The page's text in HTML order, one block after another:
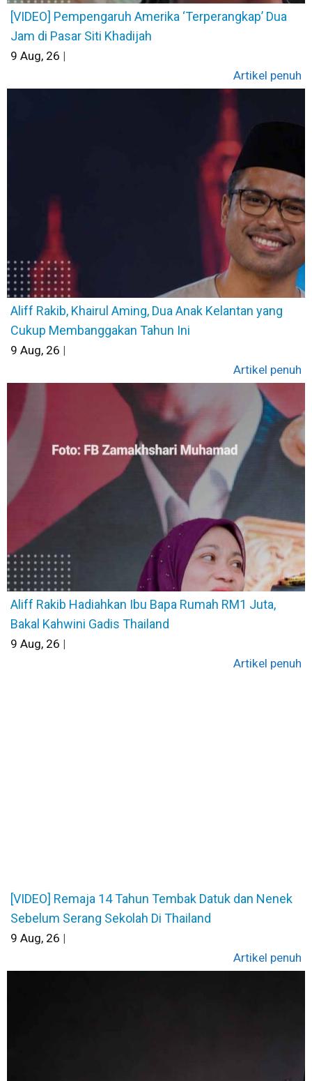
[VIDEO] Pempengaruh Amerika ‘Terperangkap’ Dua
Jam di Pasar Siti Khadijah
9 Aug, 26 |
Artikel penuh
Aliff Rakib, Khairul Aming, Dua Anak Kelantan yang
Cukup Membanggakan Tahun Ini
9 Aug, 26 |
Artikel penuh
Aliff Rakib Hadiahkan Ibu Bapa Rumah RM1 Juta,
Bakal Kahwini Gadis Thailand
9 Aug, 26 |
Artikel penuh
[VIDEO] Remaja 14 Tahun Tembak Datuk dan Nenek
Sebelum Serang Sekolah Di Thailand
9 Aug, 26 |
Artikel penuh